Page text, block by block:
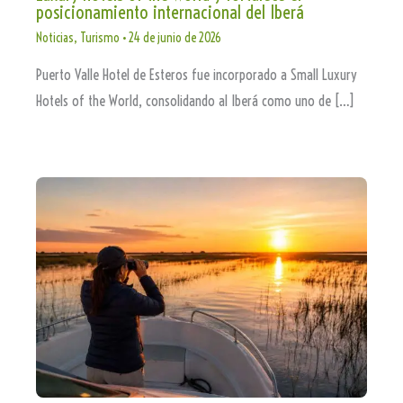
posicionamiento internacional del Iberá
Noticias, Turismo •24 de junio de 2026
Puerto Valle Hotel de Esteros fue incorporado a Small Luxury
Hotels of the World, consolidando al Iberá como uno de […]